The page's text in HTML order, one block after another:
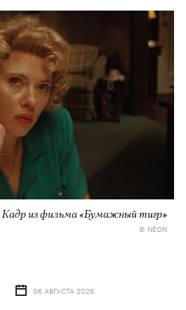
Кадр из фильма «Бумажный тигр»
© NEON
06 АВГУСТА 2026